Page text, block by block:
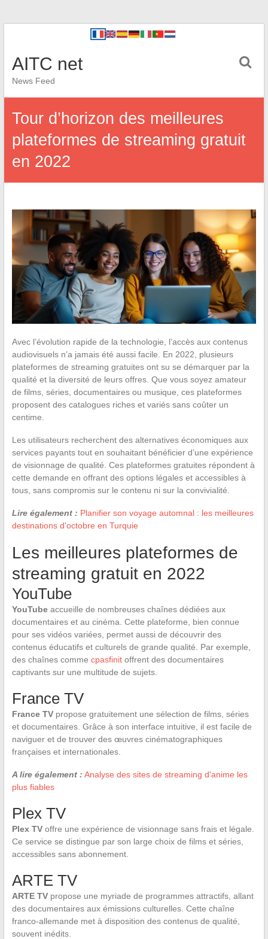
AITC net
News Feed
Tour d’horizon des meilleures
plateformes de streaming gratuit
en 2022
Avec l’évolution rapide de la technologie, l’accès aux contenus
audiovisuels n’a jamais été aussi facile. En 2022, plusieurs
plateformes de streaming gratuites ont su se démarquer par la
qualité et la diversité de leurs offres. Que vous soyez amateur
de films, séries, documentaires ou musique, ces plateformes
proposent des catalogues riches et variés sans coûter un
centime.
Les utilisateurs recherchent des alternatives économiques aux
services payants tout en souhaitant bénéficier d’une expérience
de visionnage de qualité. Ces plateformes gratuites répondent à
cette demande en offrant des options légales et accessibles à
tous, sans compromis sur le contenu ni sur la convivialité.
Lire également : Planifier son voyage automnal : les meilleures
destinations d'octobre en Turquie
Les meilleures plateformes de
streaming gratuit en 2022
YouTube
YouTubeaccueille de nombreuses chaînes dédiées aux
documentaires et au cinéma. Cette plateforme, bien connue
pour ses vidéos variées, permet aussi de découvrir des
contenus éducatifs et culturels de grande qualité. Par exemple,
des chaînes comme cpasfinitoffrent des documentaires
captivants sur une multitude de sujets.
France TV
France TVpropose gratuitement une sélection de films, séries
et documentaires. Grâce à son interface intuitive, il est facile de
naviguer et de trouver des œuvres cinématographiques
françaises et internationales.
A lire également : Analyse des sites de streaming d'anime les
plus fiables
Plex TV
Plex TVoffre une expérience de visionnage sans frais et légale.
Ce service se distingue par son large choix de films et séries,
accessibles sans abonnement.
ARTE TV
ARTE TVpropose une myriade de programmes attractifs, allant
des documentaires aux émissions culturelles. Cette chaîne
franco-allemande met à disposition des contenus de qualité,
souvent inédits.